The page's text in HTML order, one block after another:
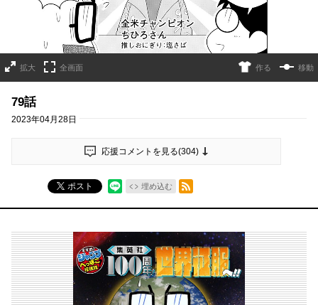
拡大 全画面 作る 移動
79話
2023年04月28日
応援コメントを見る(304)
ポスト 埋め込む
RSSフィード